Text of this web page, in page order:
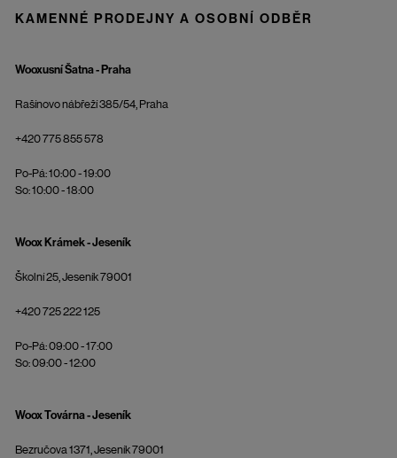
KAMENNÉ PRODEJNY A OSOBNÍ ODBĚR
Wooxusní Šatna - Praha
Rašínovo nábřeží 385/54, Praha
+420 775 855 578
Po-Pá: 10:00 - 19:00
So: 10:00 - 18:00
Woox Krámek - Jeseník
Školní 25, Jeseník 79001
+420 725 222 125
Po-Pá: 09:00 - 17:00
So: 09:00 - 12:00
Woox Továrna - Jeseník
Bezručova 1371, Jeseník 79001